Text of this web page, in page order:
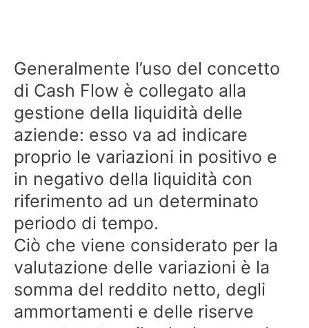
Generalmente l’uso del concetto
di Cash Flow è collegato alla
gestione della liquidità delle
aziende: esso va ad indicare
proprio le variazioni in positivo e
in negativo della liquidità con
riferimento ad un determinato
periodo di tempo.
Ciò che viene considerato per la
valutazione delle variazioni è la
somma del reddito netto, degli
ammortamenti e delle riserve